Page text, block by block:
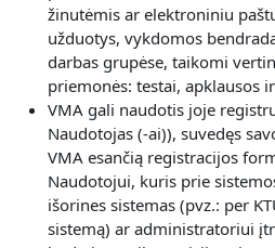
žinutėmis ar elektroniniu
užduotys, vykdomos
darbas grupėse, taikomi
priemonės: testai, apklausos
VMA gali naudotis joje
Naudotojas (-ai)), suvedęs
VMA esančią registracijos
Naudotojui, kuris prie
išorines sistemas (pvz.: per
sistemą) ar administratoriui